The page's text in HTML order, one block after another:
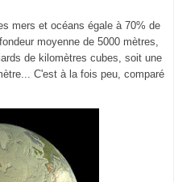
mers et océans égale à 70% de
moyenne de 5000 mètres,
de kilomètres cubes, soit une
C'est à la fois peu, comparé